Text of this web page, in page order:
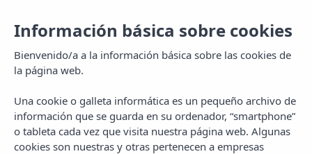
Información básica sobre cookies
Bienvenido/a a la información básica sobre las cookies de
la página web.
Una cookie o galleta informática es un pequeño archivo de
información que se guarda en su ordenador, “smartphone”
o tableta cada vez que visita nuestra página web. Algunas
cookies son nuestras y otras pertenecen a empresas